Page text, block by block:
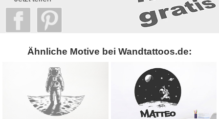
Ähnliche Motive bei Wandtattoos.de: